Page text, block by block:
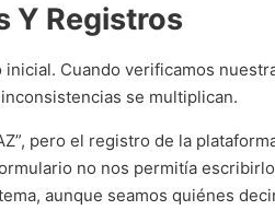
Y Registros
Cuando verificamos
se multiplican.
pero el registro de la
no nos permitía
aunque seamos quiénes